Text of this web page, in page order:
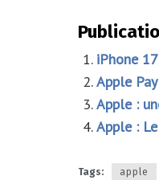
iPhone
Apple
Apple :
Apple :
Tags: apple